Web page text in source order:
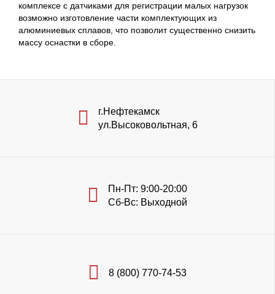
комплексе с датчиками для регистрации малых нагрузок
возможно изготовление части комплектующих из
алюминиевых сплавов, что позволит существенно снизить
массу оснастки в сборе.
г.Нефтекамск
ул.Высоковольтная, 6
Пн-Пт: 9:00-20:00
Сб-Вс: Выходной
8 (800) 770-74-53